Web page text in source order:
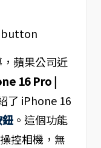
蘋果公司近
16 Pro |
了 iPhone 16
。這個功能
控相機，無